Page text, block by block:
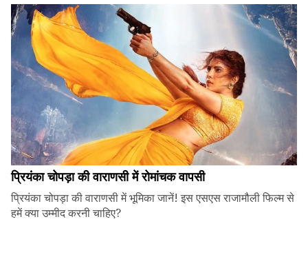
प्रियंका चोपड़ा की वाराणसी में रोमांचक वापसी
प्रियंका चोपड़ा की वाराणसी में भूमिका जानें! इस एसएस राजामौली फिल्म से
हमें क्या उम्मीद करनी चाहिए?